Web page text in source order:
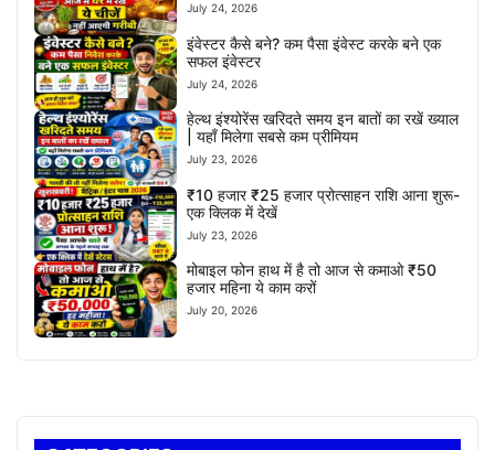
July 24, 2026
इंवेस्टर कैसे बने? कम पैसा इंवेस्ट करके बने एक
सफल इंवेस्टर
July 24, 2026
हेल्थ इंश्योरेंस खरिदते समय इन बातों का रखें ख्याल
| यहाँ मिलेगा सबसे कम प्रीमियम
July 23, 2026
₹10 हजार ₹25 हजार प्रोत्साहन राशि आना शुरू-
एक क्लिक में देखें
July 23, 2026
मोबाइल फोन हाथ में है तो आज से कमाओ ₹50
हजार महिना ये काम करों
July 20, 2026